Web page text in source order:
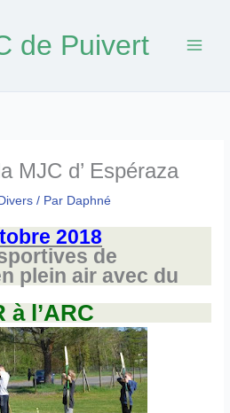
de Puivert
MJC d’ Espéraza
Divers / Par Daphné
2018
de
plein air avec du
à l’ARC